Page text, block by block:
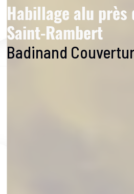
Habillage alu près
Saint-Rambert
Badinand